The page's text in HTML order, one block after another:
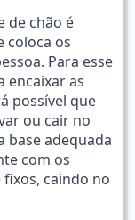
de chão é
coloca os
Para esse
encaixar as
possível que
ou cair no
base adequada
com os
caindo no